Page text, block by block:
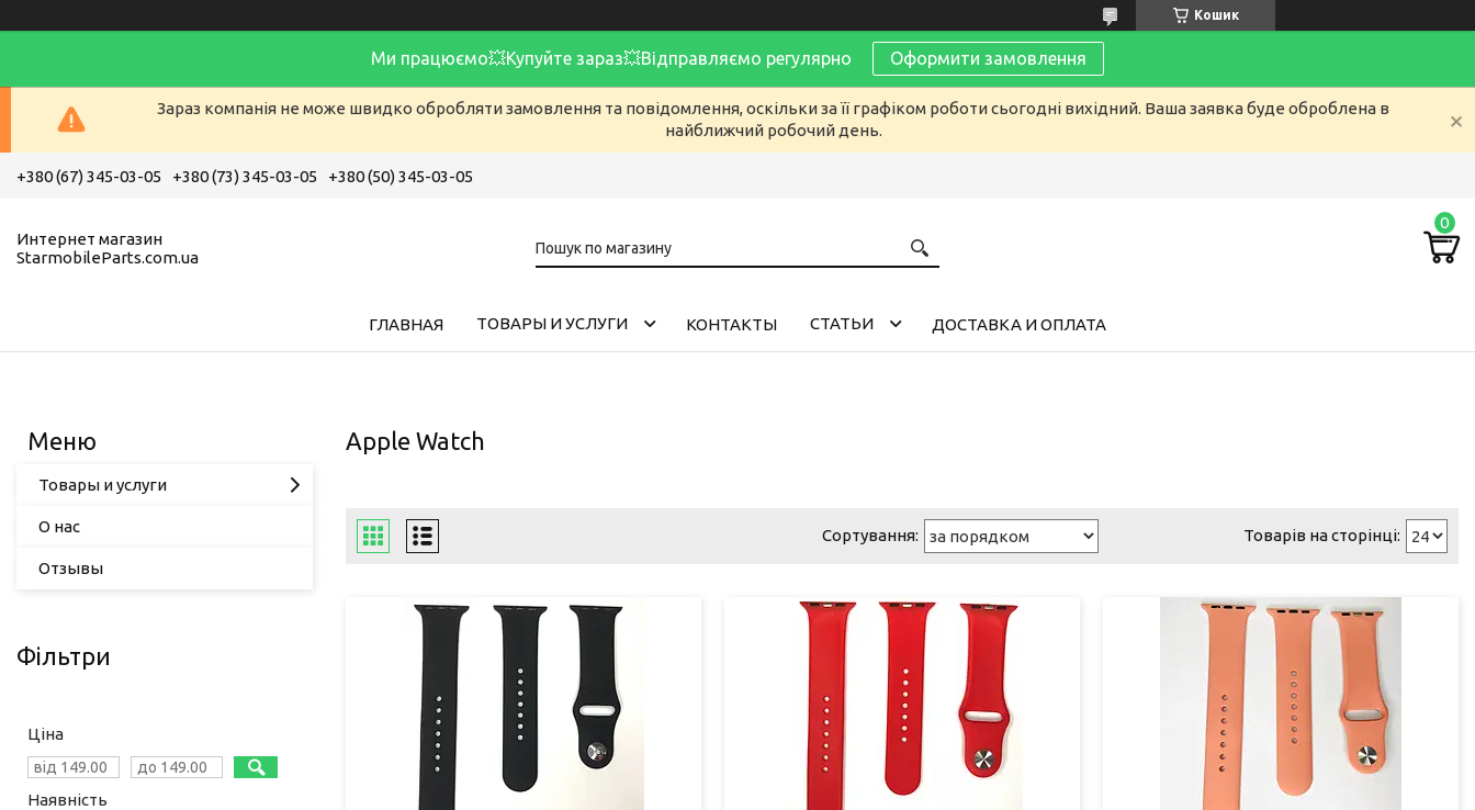
Кошик
Ми працюємо💥Купуйте зараз💥Відправляємо регулярно Оформити замовлення
Зараз компанія не може швидко обробляти замовлення та повідомлення, оскільки за її графіком роботи сьогодні вихідний. Ваша заявка буде оброблена в
найближчий робочий день.
+380 (67) 345-03-05 +380 (73) 345-03-05 +380 (50) 345-03-05
Интернет магазин
StarmobileParts.com.ua
ГЛАВНАЯ ТОВАРЫ И УСЛУГИ КОНТАКТЫ CТАТЬИ ДОСТАВКА И ОПЛАТА
Apple Watch
Товары и услуги
О нас
Отзывы
Фільтри
Ціна
Наявність